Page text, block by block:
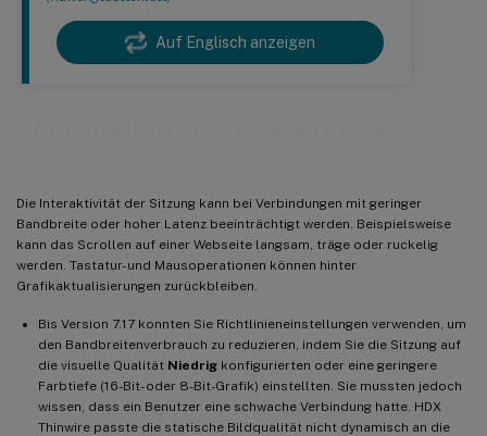
Auf Englisch anzeigen
Die Interaktivität der Sitzung kann bei Verbindungen mit geringer
Bandbreite oder hoher Latenz beeinträchtigt werden. Beispielsweise
kann das Scrollen auf einer Webseite langsam, träge oder ruckelig
werden. Tastatur- und Mausoperationen können hinter
Grafikaktualisierungen zurückbleiben.
Bis Version 7.17 konnten Sie Richtlinieneinstellungen verwenden, um
den Bandbreitenverbrauch zu reduzieren, indem Sie die Sitzung auf
die visuelle Qualität Niedrig konfigurierten oder eine geringere
Farbtiefe (16-Bit- oder 8-Bit-Grafik) einstellten. Sie mussten jedoch
wissen, dass ein Benutzer eine schwache Verbindung hatte. HDX
Thinwire passte die statische Bildqualität nicht dynamisch an die